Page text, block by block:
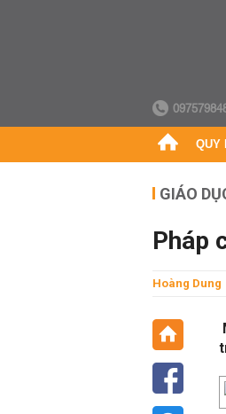
QUY
GIÁO
Pháp
Hoàng Dung